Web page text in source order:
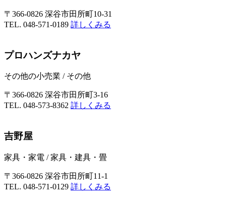
〒366-0826 深谷市田所町10-31
TEL. 048-571-0189 詳しくみる
プロハンズナカヤ
その他の小売業 / その他
〒366-0826 深谷市田所町3-16
TEL. 048-573-8362 詳しくみる
吉野屋
家具・家電 /家具・建具・畳
〒366-0826 深谷市田所町11-1
TEL. 048-571-0129 詳しくみる